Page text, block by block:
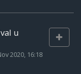
u
2020, 16:18